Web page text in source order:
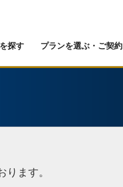
探す プランを選ぶ・ご契約
ます。